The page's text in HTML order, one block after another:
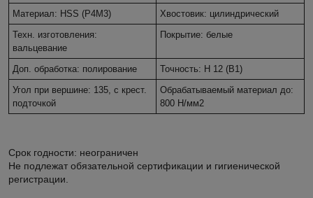
Материал: HSS (Р4М3)
Хвостовик: цилиндрический
Техн. изготовления:
вальцевание
Покрытие: белые
Доп. обработка: полирование
Точность: H 12 (В1)
Угол при вершине: 135, с крест.
подточкой
Обрабатываемый материал до:
800 Н/мм2
Срок годности: неограничен
Не подлежат обязательной сертификации и гигиенической
регистрации.